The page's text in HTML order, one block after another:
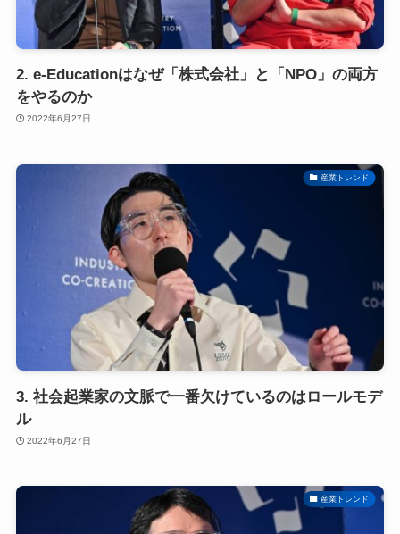
2. e-Educationはなぜ「株式会社」と「NPO」の両方
をやるのか
2022年6月27日
産業トレンド
3. 社会起業家の文脈で一番欠けているのはロールモデ
ル
2022年6月27日
産業トレンド